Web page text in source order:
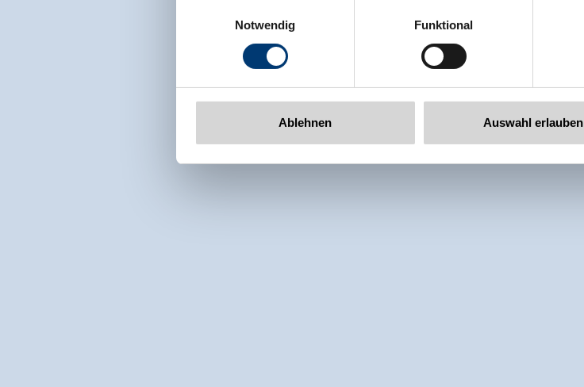
Rohr 23// A-6280 Zell am Ziller
www.zillertalarena.com
Notwendig
Funktional
Ablehnen Auswahl erlauben